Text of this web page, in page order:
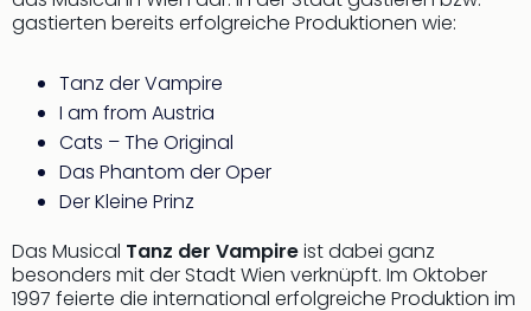
gastierten bereits erfolgreiche Produktionen wie:
Tanz der Vampire
I am from Austria
Cats – The Original
Das Phantom der Oper
Der Kleine Prinz
Das Musical Tanz der Vampireist dabei ganz
besonders mit der Stadt Wien verknüpft. Im Oktober
1997 feierte die international erfolgreiche Produktion im